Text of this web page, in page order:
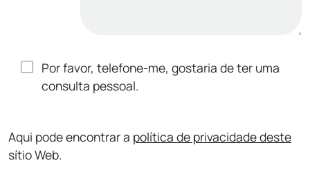
Por favor, telefone-me, gostaria de ter uma
consulta pessoal.
Aqui pode encontrar a política de privacidade deste
sítio Web.